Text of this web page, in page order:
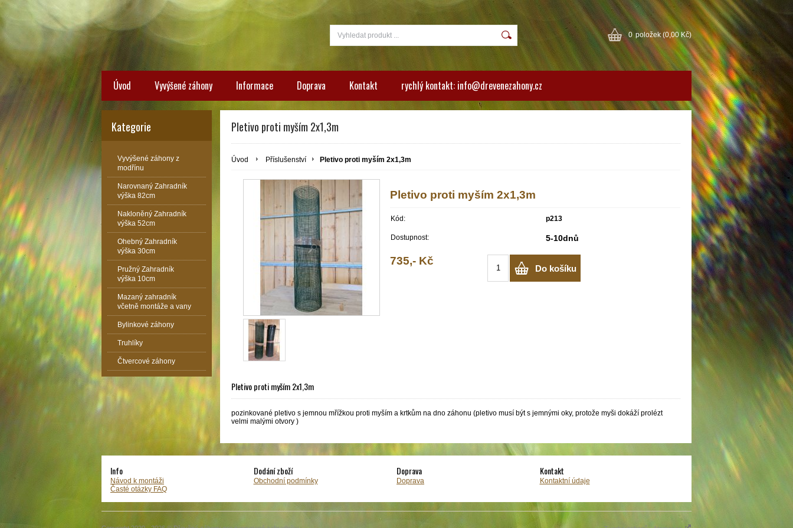
0 položek (0,00 Kč)
Úvod Vyvýšené záhony Informace Doprava Kontakt rychlý kontakt: info@drevenezahony.cz
Kategorie
Vyvýšené záhony z
modřínu
Narovnaný Zahradník
výška 82cm
Nakloněný Zahradník
výška 52cm
Ohebný Zahradník
výška 30cm
Pružný Zahradník
výška 10cm
Mazaný zahradník
včetně montáže a vany
Bylinkové záhony
Truhlíky
Čtvercové záhony
Pletivo proti myším 2x1,3m
Úvod Příslušenství Pletivo proti myším 2x1,3m
Pletivo proti myším 2x1,3m
Kód: p213
Dostupnost: 5-10dnů
735,- Kč
Do košíku
Pletivo proti myším 2x1,3m
pozinkované pletivo s jemnou mřížkou proti myším a krtkům na dno záhonu (pletivo musí být s jemnými oky, protože myši dokáží prolézt
velmi malými otvory )
Info
Návod k montáži
Časté otázky FAQ
Dodání zboží
Obchodní podmínky
Doprava
Doprava
Kontakt
Kontaktní údaje